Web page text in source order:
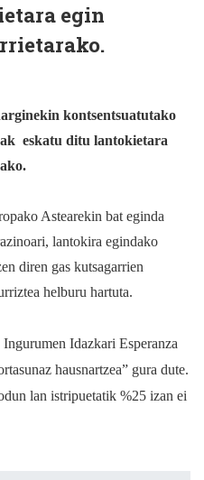
egin
kontsentsuatutako
eskatu ditu lantokietara
Astearekin bat eginda
lantokira egindako
diren gas kutsagarrien
helburu hartuta.
Idazkari Esperanza
hausnartzea” gura dute.
lan istripuetatik %25 izan ei